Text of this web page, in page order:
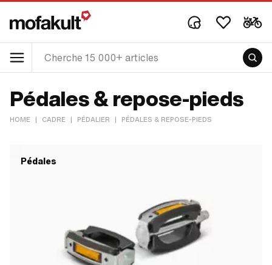
Pédales & repose-pieds
HOME | CADRE | PÉDALIER | PÉDALES & REPOSE-PIEDS
Pédales